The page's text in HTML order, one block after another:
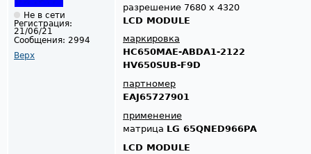
Не в сети
Регистрация:
21/06/21
Сообщения: 2994
Верх
разрешение 7680 х 4320
LCD MODULE
маркировка
HC650MAE-ABDA1-2122
HV650SUB-F9D
партномер
EAJ65727901
применение
матрица LG 65QNED966PA
LCD MODULE